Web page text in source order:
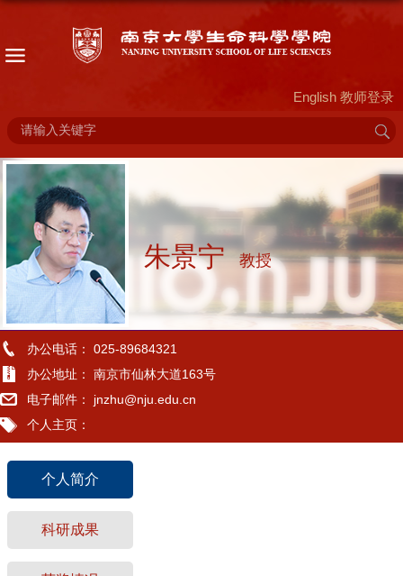
English 教师登录
朱景宁 教授
办公电话： 025-89684321
办公地址： 南京市仙林大道163号
电子邮件： jnzhu@nju.edu.cn
个人主页：
个人简介
科研成果